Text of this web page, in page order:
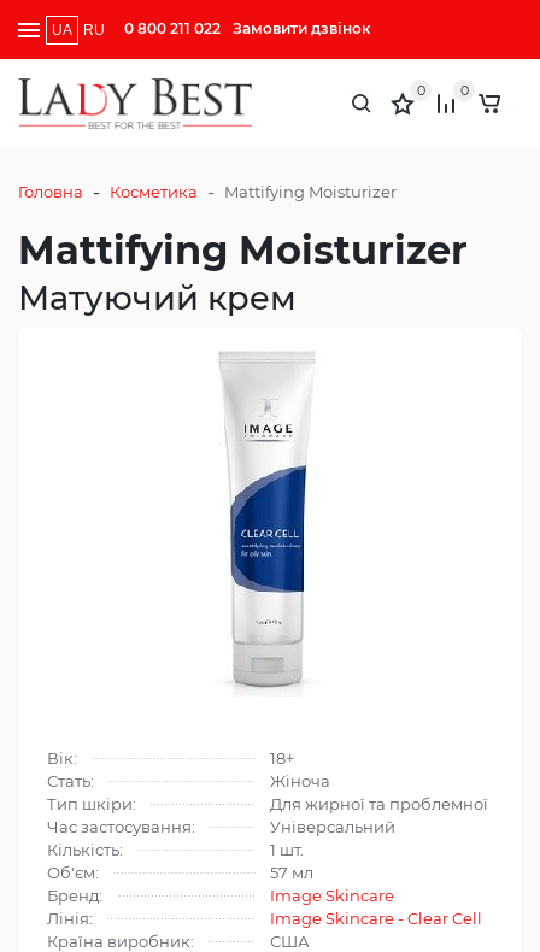
UA RU 0 800 211 022 Замовити дзвінок
0 0
Головна - Косметика - Mattifying Moisturizer
Mattifying Moisturizer
Матуючий крем
Вік:
18+
Стать:
Жіноча
Тип шкіри:
Для жирної та проблемної
Час застосування:
Універсальний
Кількість:
1 шт.
Об'єм:
57 мл
Бренд:
Image Skincare
Лінія:
Image Skincare - Clear Cell
Країна виробник:
США